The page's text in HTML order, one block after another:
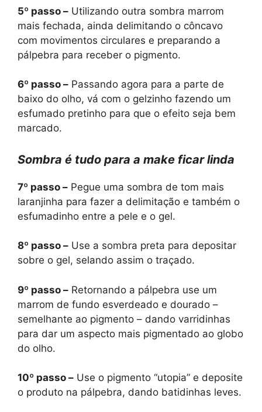
5º passo – Utilizando outra sombra marrom
mais fechada, ainda delimitando o côncavo
com movimentos circulares e preparando a
pálpebra para receber o pigmento.
6º passo – Passando agora para a parte de
baixo do olho, vá com o gelzinho fazendo um
esfumado pretinho para que o efeito seja bem
marcado.
Sombra é tudo para a make ficar linda
7º passo – Pegue uma sombra de tom mais
laranjinha para fazer a delimitação e também o
esfumadinho entre a pele e o gel.
8º passo – Use a sombra preta para depositar
sobre o gel, selando assim o traçado.
9º passo – Retornando a pálpebra use um
marrom de fundo esverdeado e dourado –
semelhante ao pigmento – dando varridinhas
para dar um aspecto mais pigmentado ao globo
do olho.
10º passo – Use o pigmento “utopia” e deposite
o produto na pálpebra, dando batidinhas leves.